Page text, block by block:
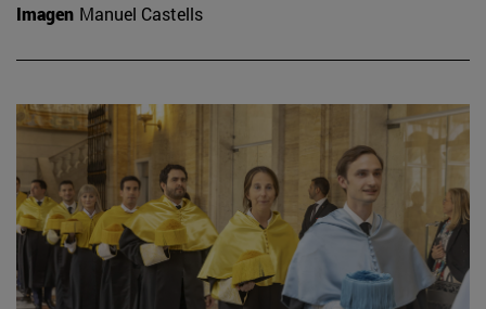
Imagen Manuel Castells